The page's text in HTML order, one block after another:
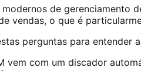
de gerenciamento
vendas, o que é
perguntas para entender
vem com um discador